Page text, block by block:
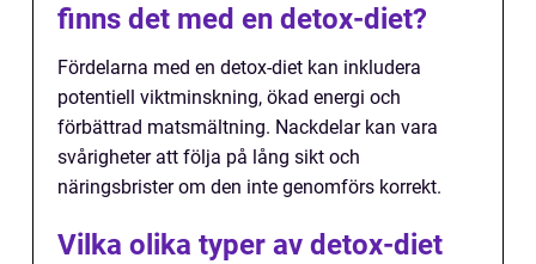
finns det med en detox-diet?
Fördelarna med en detox-diet kan inkludera
potentiell viktminskning, ökad energi och
förbättrad matsmältning. Nackdelar kan vara
svårigheter att följa på lång sikt och
näringsbrister om den inte genomförs korrekt.
Vilka olika typer av detox-diet